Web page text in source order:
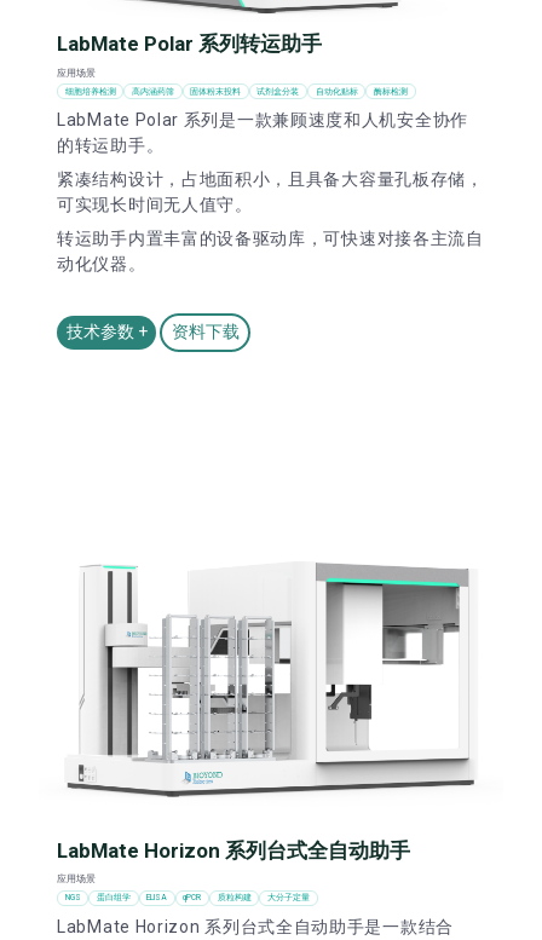
LabMate Polar 系列转运助手
应用场景
细胞培养检测 高内涵药筛 固体粉末投料 试剂盒分装 自动化贴标 酶标检测
LabMate Polar 系列是一款兼顾速度和人机安全协作
的转运助手。
紧凑结构设计，占地面积小，且具备大容量孔板存储，
可实现长时间无人值守。
转运助手内置丰富的设备驱动库，可快速对接各主流自
动化仪器。
技术参数 + 资料下载
LabMate Horizon 系列台式全自动助手
应用场景
NGS 蛋白组学 ELISA qPCR 质粒构建 大分子定量
LabMate Horizon 系列台式全自动助手是一款结合